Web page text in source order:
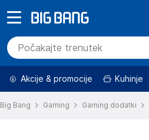
Akcije & promocije Kuhinje
Big Bang Gaming Gaming dodatki